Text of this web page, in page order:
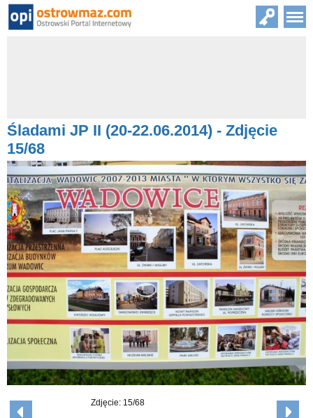
Śladami JP II (20-22.06.2014) - Zdjęcie
15/68
Zdjęcie: 15/68